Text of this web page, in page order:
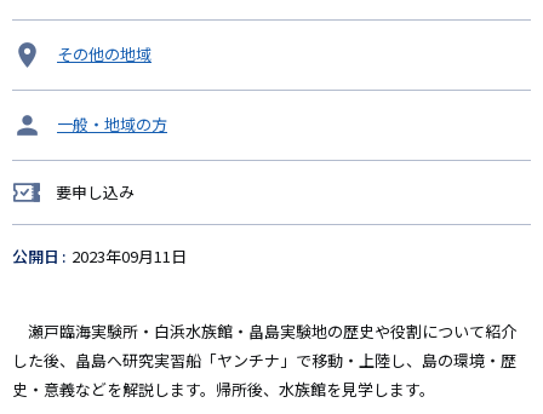
開
催
地
その他の地域
タ
ッ
ト
一般・地域の方
要
申
し
要申し込み
公開日 2023年09月11日
瀬戸臨海実験所・白浜水族館・畠島実験地の歴史や役割について紹介
した後、畠島へ研究実習船「ヤンチナ」で移動・上陸し、島の環境・歴
史・意義などを解説します。帰所後、水族館を見学します。